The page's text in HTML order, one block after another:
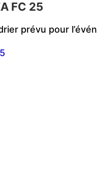
FC 25
prévu pour